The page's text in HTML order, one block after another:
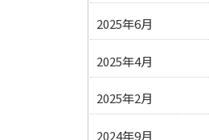
2025年6月
2025年4月
2025年2月
2024年9月